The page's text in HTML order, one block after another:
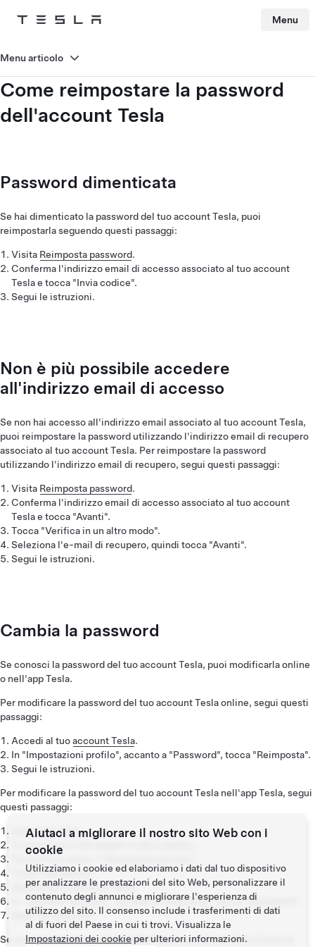
Tesla Menu
Come reimpostare la password
dell'account Tesla
Password dimenticata
Se hai dimenticato la password del tuo account Tesla, puoi
reimpostarla seguendo questi passaggi:
Visita Reimposta password.
Conferma l'indirizzo email di accesso associato al tuo account
Tesla e tocca "Invia codice".
Segui le istruzioni.
Non è più possibile accedere
all'indirizzo email di accesso
Se non hai accesso all'indirizzo email associato al tuo account Tesla,
puoi reimpostare la password utilizzando l'indirizzo email di recupero
associato al tuo account Tesla. Per reimpostare la password
utilizzando l'indirizzo email di recupero, segui questi passaggi:
Visita Reimposta password.
Conferma l'indirizzo email di accesso associato al tuo account
Tesla e tocca "Avanti".
Tocca "Verifica in un altro modo".
Seleziona l'e-mail di recupero, quindi tocca "Avanti".
Segui le istruzioni.
Cambia la password
Se conosci la password del tuo account Tesla, puoi modificarla online
o nell'app Tesla.
Per modificare la password del tuo account Tesla online, segui questi
passaggi:
Accedi al tuoaccount Tesla.
In "Impostazioni profilo", accanto a "Password", tocca "Reimposta".
Segui le istruzioni.
Per modificare la password del tuo account Tesla nell'app Tesla, segui
questi passaggi:
Apri l'app Tesla.
Tocca il menu nell'angolo in alto a destra.
Tocca "Sicurezza".
Accedi al tuo account Tesla.
In "Gestione accesso", accanto a "Password", tocca "Reimposta".
Segui le istruzioni.
Se non riesci ancora a reimpostare la password, contatta il team di
Menu articolo
Aiutaci a migliorare il nostro sito Web con i
cookie
Utilizziamo i cookie ed elaboriamo i dati dal tuo dispositivo
per analizzare le prestazioni del sito Web, personalizzare il
contenuto degli annunci e migliorare l'esperienza di
utilizzo del sito. Il consenso include i trasferimenti di dati
al di fuori del Paese in cui ti trovi. Visualizza le
Impostazioni dei cookie per ulteriori informazioni.